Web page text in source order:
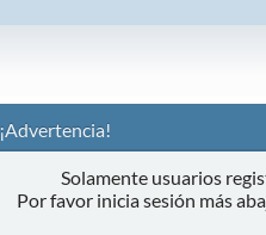
¡Advertencia!
Solamente usuarios
Por favor inicia sesión más